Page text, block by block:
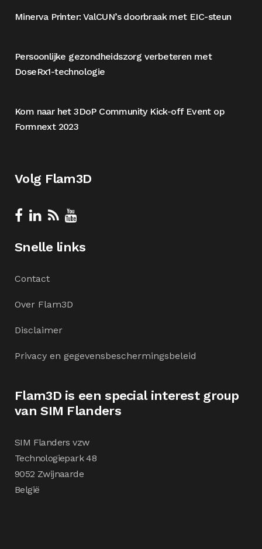
Minerva Printer: ValCUN’s doorbraak met EIC-steun
Persoonlijke gezondheidszorg verbeteren met
DoseRx1-technologie
Kom naar het 3DoP Community Kick-off Event op
Formnext 2023
Volg Flam3D
Snelle links
Contact
Over Flam3D
Disclaimer
Privacy en gegevensbeschermingsbeleid
Flam3D is een special interest group
van SIM Flanders
SIM Flanders vzw
Technologiepark 48
9052 Zwijnaarde
België